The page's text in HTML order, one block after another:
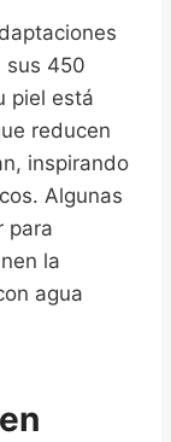
sus 450
piel está
reducen
inspirando
Algunas
para
la
agua